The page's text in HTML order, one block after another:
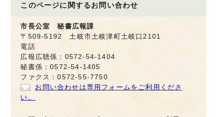
このページに関するお問い合わせ
市長公室 秘書広報課
〒509-5192 土岐市土岐津町土岐口2101
電話
広報広聴係：0572-54-1404
秘書係：0572-54-1405
ファクス：0572-55-7750
お問い合わせは専用フォームをご利用くださ
い。